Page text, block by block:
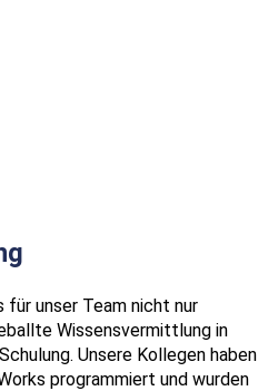
für unser Team nicht nur
Wissensvermittlung in
Unsere Kollegen haben
programmiert und wurden